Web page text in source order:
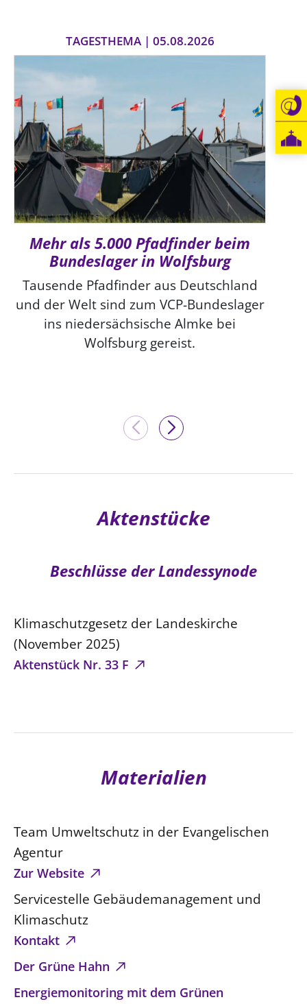
TAGESTHEMA | 05.08.2026
Mehr als 5.000 Pfadfinder beim
Bundeslager in Wolfsburg
Tausende Pfadfinder aus Deutschland
und der Welt sind zum VCP-Bundeslager
ins niedersächsische Almke bei
Wolfsburg gereist.
Aktenstücke
Beschlüsse der Landessynode
Klimaschutzgesetz der Landeskirche
(November 2025)
Aktenstück Nr. 33 F
Materialien
Team Umweltschutz in der Evangelischen
Agentur
Zur Website
Servicestelle Gebäudemanagement und
Klimaschutz
Kontakt
Der Grüne Hahn
Energiemonitoring mit dem Grünen